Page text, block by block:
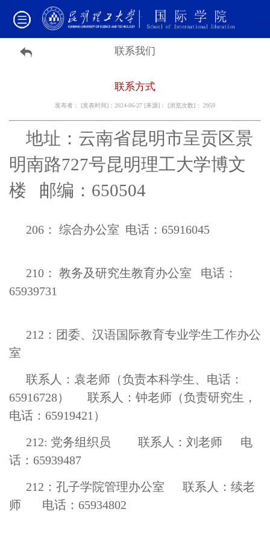
联系我们
联系方式
发布者： [发表时间]：2024-06-27 [来源]： [浏览次数]： 2959
地址：云南省昆明市呈贡区景
明南路727号昆明理工大学博文
楼 邮编 ：650504
206： 综合办公室 电话：65916045
210： 教务及研究生教育办公室 电话：
65939731
212：团委、汉语国际教育专业学生工作办公
室
联系人：袁老师（负责本科学生、电话：
65916728） 联系人：钟老师（负责研究生，
电话：65919421）
212: 党务组织员 联系人：刘老师 电
话：65939487
212： 孔子学院管理办公室 联系人：续老
师 电话：65934802